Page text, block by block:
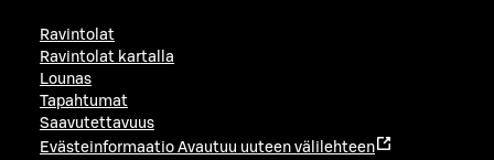
Ravintolat
Ravintolat kartalla
Lounas
Tapahtumat
Saavutettavuus
Evästeinformaatio Avautuu uuteen välilehteen